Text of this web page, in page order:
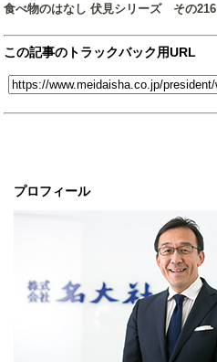
プロフィール
食べ物のはなし 伏見シリーズ その216
この記事のトラックバック用URL